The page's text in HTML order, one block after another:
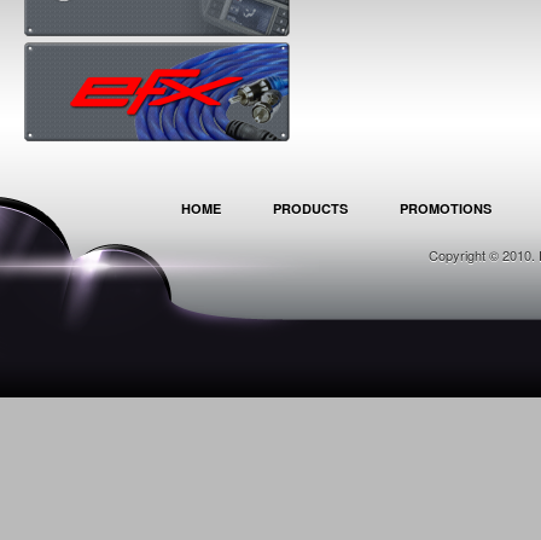
HOME PRODUCTS PROMOTIONS
Copyright © 2010.